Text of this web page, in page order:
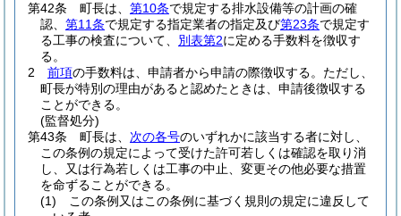
第42条
町長は、 第10条で規定する排水設備等の計画の確
認、 第11条で規定する指定業者の指定及び第23条で規定す
る工事の検査について、 別表第2に定める手数料を徴収す
る。
2
前項の手数料は、申請者から申請の際徴収する。 ただし、
町長が特別の理由があると認めたときは、申請後徴収する
ことができる。
(監督処分)
第43条
町長は、 次の各号のいずれかに該当する者に対し、
この条例の規定によって受けた許可若しくは確認を取り消
し、又は行為若しくは工事の中止、変更その他必要な措置
を命ずることができる。
(1)
この条例又はこの条例に基づく規則の規定に違反して